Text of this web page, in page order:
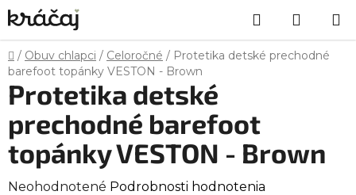
Prejsť
na
obsah
Hľadať
KOŠÍK
Domov
/ Obuv chlapci / Celoročné / Protetika detské prechodné
barefoot topánky VESTON - Brown
Protetika detské
prechodné barefoot
topánky VESTON - Brown
Priemerné
Neohodnotené Podrobnosti hodnotenia